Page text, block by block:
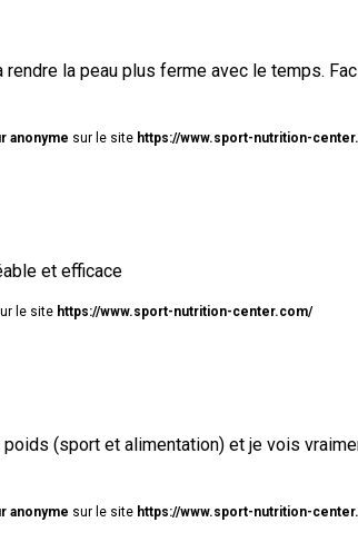
la peau plus ferme avec le temps.
anonyme sur le site https://www.sport-nutrition-
et efficace
le site https://www.sport-nutrition-center.com/
(sport et alimentation) et je vois
anonyme sur le site https://www.sport-nutrition-